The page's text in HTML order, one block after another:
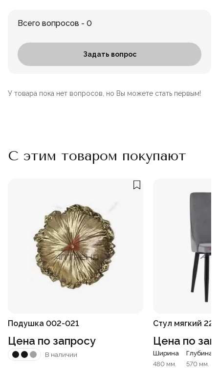
Всего вопросов - 0
Задать вопрос
У товара пока нет вопросов, но Вы можете стать первым!
С этим товаром покупают
Подушка 002-021
Цена по запросу
В наличии
Стул мягкий
Цена по
Ширина
480 мм.
Глубина
570 мм.